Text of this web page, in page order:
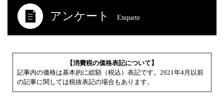
アンケート Enquete
【消費税の価格表記について】
記事内の価格は基本的に総額（税込）表記です。2021年4月以前
の記事に関しては税抜表記の場合もあります。